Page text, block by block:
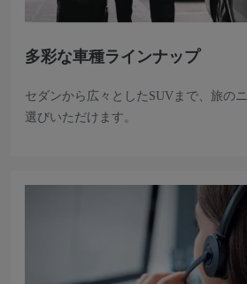
多彩な車種ラインナップ
セダンから広々としたSUVまで、旅の
選びいただけます。